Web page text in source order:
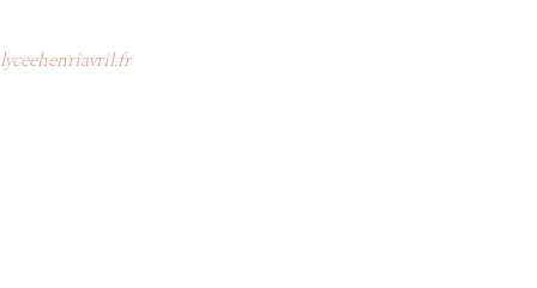
lyceehenriavril.fr